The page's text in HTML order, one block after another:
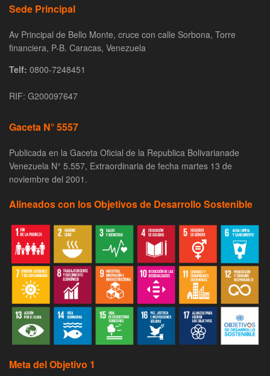
Sede Principal
Av Principal de Bello Monte, cruce con calle Sorbona, Torre
financiera, P-B. Caracas, Venezuela
Telf: 0800-7248451
RIF: G200097647
Gaceta N° 5557
Publicada en la Gaceta Oficial de la Republica Bolivarianade
Venezuela N° 5.557, Extraordinaria de fecha martes 13 de
noviembre del 2001.
Alineados con los Objetivos de Desarrollo Sostenible
Meta del Objetivo 1